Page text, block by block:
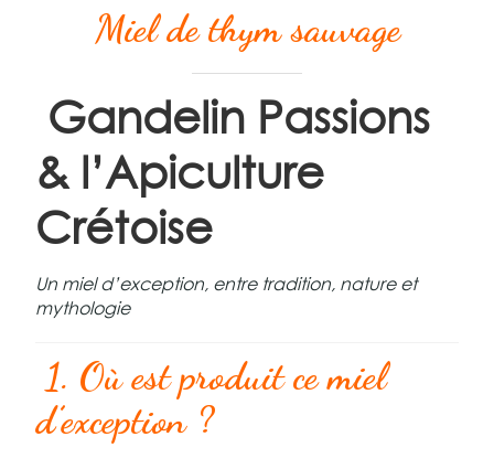
Miel de thym sauvage
Gandelin Passions
& l’Apiculture
Crétoise
Un miel d’exception, entre tradition, nature et
mythologie
1. Où est produit ce miel
d’exception ?